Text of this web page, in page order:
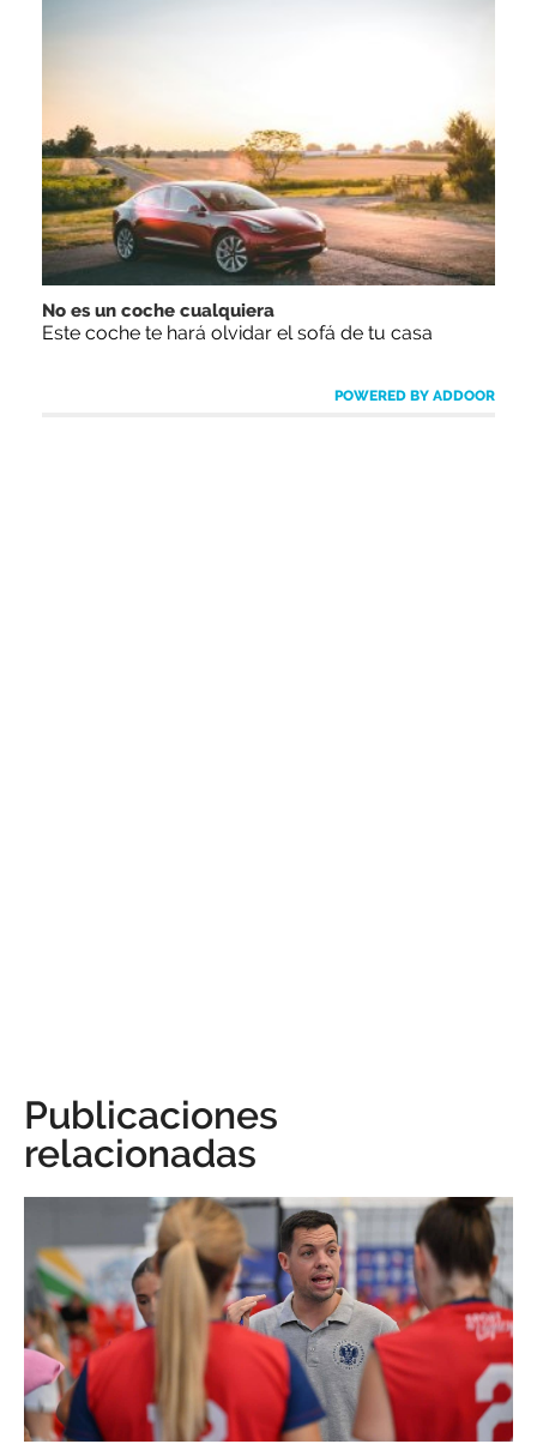
No es un coche cualquiera
Este coche te hará olvidar el sofá de tu casa
POWERED BY ADDOOR
Publicaciones
relacionadas